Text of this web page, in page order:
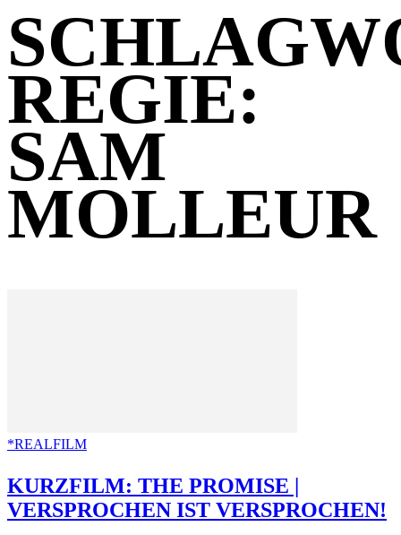
REGIE:
SAM
MOLLEUR
*REALFILM
KURZFILM: THE PROMISE |
VERSPROCHEN IST VERSPROCHEN!